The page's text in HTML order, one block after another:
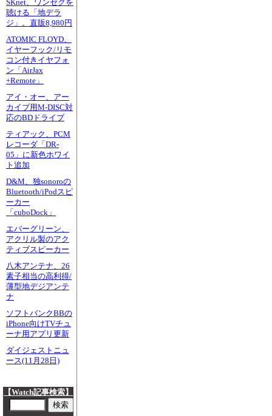
SKnet、ワンセグを
聴ける「地デラ
ジ」。直販8,980円
ATOMIC FLOYD、
イヤーフック/リモ
コン付きイヤフォ
ン「AirJax
+Remote」
アイ・オー、アー
カイブ用M-DISC対
応のBDドライブ
ティアック、PCM
レコーダ「DR-
05」に新色ホワイ
ト追加
D&M、独sonoroの
Bluetooth/iPodスピ
ーカー
「cuboDock」
エバーグリーン、
アクリル製のアク
ティブスピーカー
八木アンテナ、26
素子相当の高利得/
薄型地デジアンテ
ナ
ソフトバンクBBの
iPhone向けTVチュ
ーナ用アプリ更新
ダイジェストニュ
ース(11月28日)
【Watch記事検索】